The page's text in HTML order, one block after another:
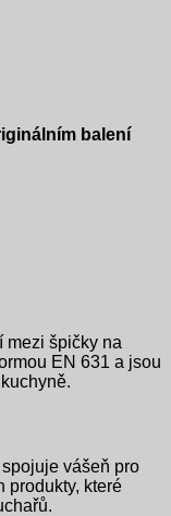
balení
mezi špičky na
EN 631 a jsou
vášeň pro
produkty, které